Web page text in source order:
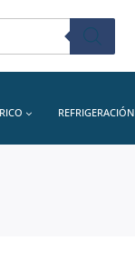
REFRIGERACIÓN